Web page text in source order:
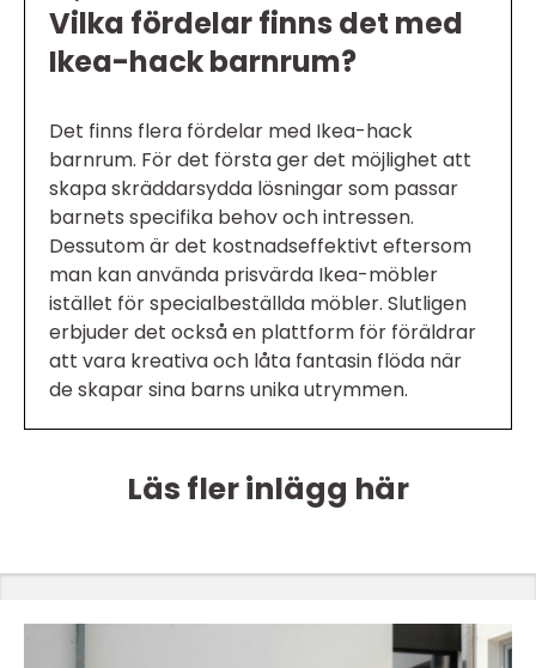
Vilka fördelar finns det med
Ikea-hack barnrum?
Det finns flera fördelar med Ikea-hack
barnrum. För det första ger det möjlighet att
skapa skräddarsydda lösningar som passar
barnets specifika behov och intressen.
Dessutom är det kostnadseffektivt eftersom
man kan använda prisvärda Ikea-möbler
istället för specialbeställda möbler. Slutligen
erbjuder det också en plattform för föräldrar
att vara kreativa och låta fantasin flöda när
de skapar sina barns unika utrymmen.
Läs fler inlägg här